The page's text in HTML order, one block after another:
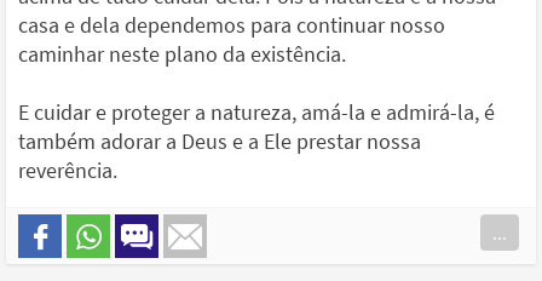
casa e dela dependemos para continuar nosso
caminhar neste plano da existência.
E cuidar e proteger a natureza, amá-la e admirá-la, é
também adorar a Deus e a Ele prestar nossa
reverência.
...